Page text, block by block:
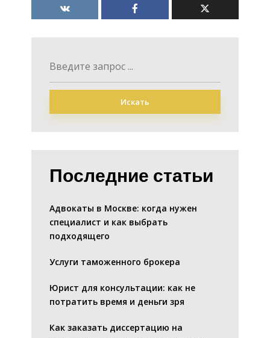
Искать
Последние статьи
Адвокаты в Москве: когда нужен
специалист и как выбрать
подходящего
Услуги таможенного брокера
Юрист для консультации: как не
потратить время и деньги зря
Как заказать диссертацию на